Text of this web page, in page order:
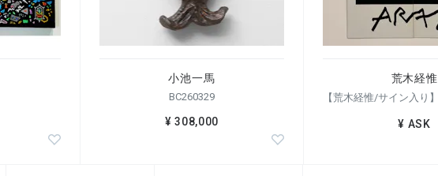
小池一馬
BC260329
¥ 308,000
荒木経惟
¥ ASK